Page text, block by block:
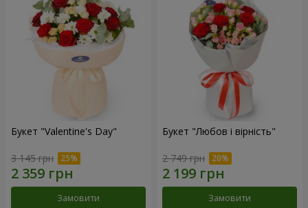
Букет "Valentine's Day"
3 145 грн
Замовити
Букет "Любов і вірність"
2 749 грн
Замовити